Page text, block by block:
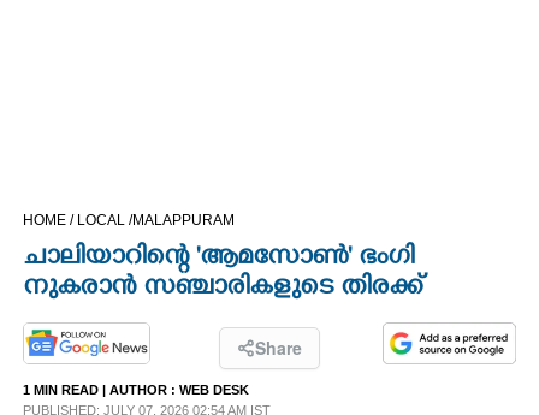
OPINION
HOME / LOCAL /MALAPPURAM
ചാലിയാറിന്റെ 'ആമസോൺ' ഭംഗി
നുകരാൻ സഞ്ചാരികളുടെ തിരക്ക്
Share
1 MIN READ | AUTHOR : WEB DESK
PUBLISHED: JULY 07, 2026 02:54 AM IST